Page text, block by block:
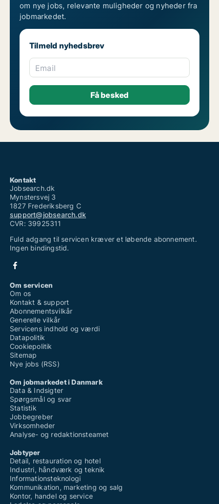
om nye jobs, relevante muligheder og nyheder fra
jobmarkedet.
Tilmeld nyhedsbrev
Email
Kontakt
Jobsearch.dk
Mynstersvej 3
1827 Frederiksberg C
support@jobsearch.dk
CVR: 39925311
Fuld adgang til servicen kræver et løbende abonnement.
Ingen bindingstid.
Om servicen
Om os
Kontakt & support
Abonnementsvilkår
Generelle vilkår
Servicens indhold og værdi
Datapolitik
Cookiepolitik
Sitemap
Nye jobs (RSS)
Om jobmarkedet i Danmark
Data & Indsigter
Spørgsmål og svar
Statistik
Jobbegreber
Virksomheder
Analyse- og redaktionsteamet
Jobtyper
Detail, restauration og hotel
Industri, håndværk og teknik
Informationsteknologi
Kommunikation, marketing og salg
Kontor, handel og service